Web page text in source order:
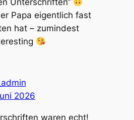
Papa eigentlich fast
hat – zumindest
2026
waren echt!